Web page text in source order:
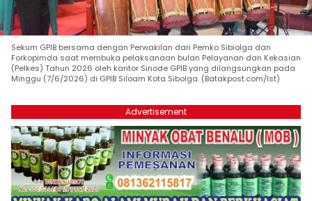
Sekum GPIB bersama dengan Perwakilan dari Pemko Sibiolga dan
Forkopimda saat membuka pelaksanaan bulan Pelayanan dan Kekasian
(Pelkes) Tahun 2026 oleh kantor Sinode GPIB yang dilangsungkan pada
Minggu (7/6/2026) di GPIB Siloam Kota Sibolga. (Batakpost.com/Ist)
Advertisement